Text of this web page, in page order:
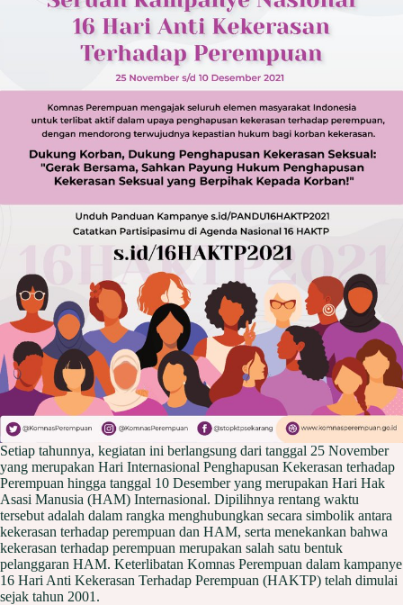
Setiap tahunnya, kegiatan ini berlangsung dari tanggal 25 November
yang merupakan Hari Internasional Penghapusan Kekerasan terhadap
Perempuan hingga tanggal 10 Desember yang merupakan Hari Hak
Asasi Manusia (HAM) Internasional. Dipilihnya rentang waktu
tersebut adalah dalam rangka menghubungkan secara simbolik antara
kekerasan terhadap perempuan dan HAM, serta menekankan bahwa
kekerasan terhadap perempuan merupakan salah satu bentuk
pelanggaran HAM. Keterlibatan Komnas Perempuan dalam kampanye
16 Hari Anti Kekerasan Terhadap Perempuan (HAKTP) telah dimulai
sejak tahun 2001.